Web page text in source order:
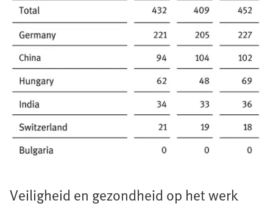
Veiligheid en gezondheid op het werk